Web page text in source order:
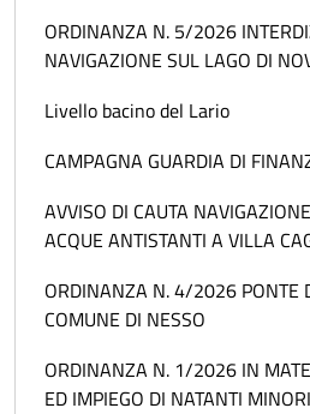
ORDINANZA N. 5/2026
NAVIGAZIONE SUL LAGO DI
Livello bacino del Lario
CAMPAGNA GUARDIA DI
AVVISO DI CAUTA
ACQUE ANTISTANTI A VILLA
ORDINANZA N. 4/2026 PONTE
COMUNE DI NESSO
ORDINANZA N. 1/2026 IN
ED IMPIEGO DI NATANTI MINORI